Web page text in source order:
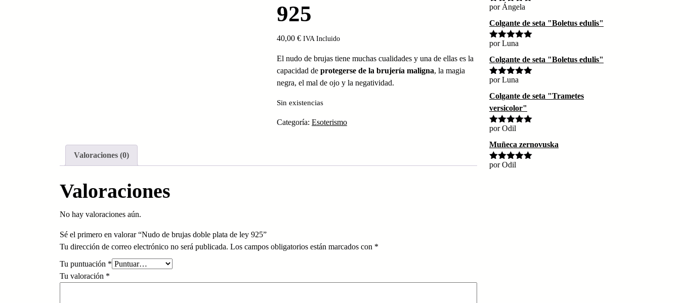
925
40,00 € IVA Incluido
El nudo de brujas tiene muchas cualidades y una de ellas es la
capacidad de protegerse de la brujería maligna, la magia
negra, el mal de ojo y la negatividad.
Sin existencias
Categoría: Esoterismo
Valoraciones (0)
Valoraciones
No hay valoraciones aún.
Sé el primero en valorar “Nudo de brujas doble plata de ley 925”
Tu dirección de correo electrónico no será publicada. Los campos obligatorios están marcados con *
Tu puntuación *
Tu valoración *
Valorado
por Ángela
Colgante de seta "Boletus edulis"
Valorado
por Luna
Colgante de seta "Boletus edulis"
Valorado
por Luna
Colgante de seta "Trametes
versicolor"
Valorado
por Odil
Muñeca zernovuska
Valorado
por Odil